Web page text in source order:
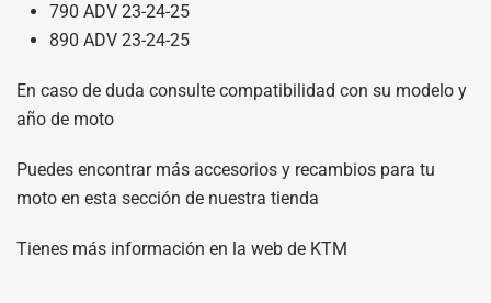
790 ADV 23-24-25
890 ADV 23-24-25
En caso de duda consulte compatibilidad con su modelo y
año de moto
Puedes encontrar más accesorios y recambios para tu
moto en esta sección de nuestra tienda
Tienes más información en la web de KTM